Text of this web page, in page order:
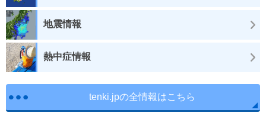
地震情報
熱中症情報
tenki.jpの全情報はこちら